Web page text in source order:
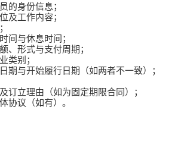
的身份信息；
及工作内容；
间与休息时间；
、形式与支付周期；
类别；
期与开始履行日期（如两者不一致）；
订立理由（如为固定期限合同）；
协议（如有）。